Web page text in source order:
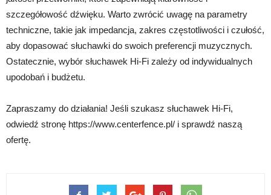
szczegółowość dźwięku. Warto zwrócić uwagę na parametry
techniczne, takie jak impedancja, zakres częstotliwości i czułość,
aby dopasować słuchawki do swoich preferencji muzycznych.
Ostatecznie, wybór słuchawek Hi-Fi zależy od indywidualnych
upodobań i budżetu.
Zapraszamy do działania! Jeśli szukasz słuchawek Hi-Fi,
odwiedź stronę https://www.centerfence.pl/ i sprawdź naszą
ofertę.